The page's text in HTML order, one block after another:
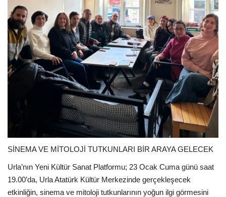
SİNEMA VE MİTOLOJİ TUTKUNLARI BİR ARAYA GELECEK
Urla’nın Yeni Kültür Sanat Platformu; 23 Ocak Cuma günü saat
19.00’da, Urla Atatürk Kültür Merkezinde gerçekleşecek
etkinliğin, sinema ve mitoloji tutkunlarının yoğun ilgi görmesini